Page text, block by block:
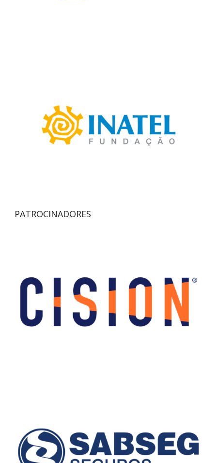
PATROCINADORES